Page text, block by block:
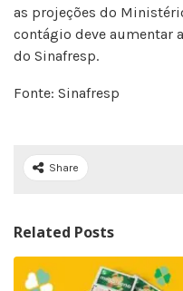
as projeções do
contágio deve aumentar
do Sinafresp.
Fonte: Sinafresp
Share
Related Posts